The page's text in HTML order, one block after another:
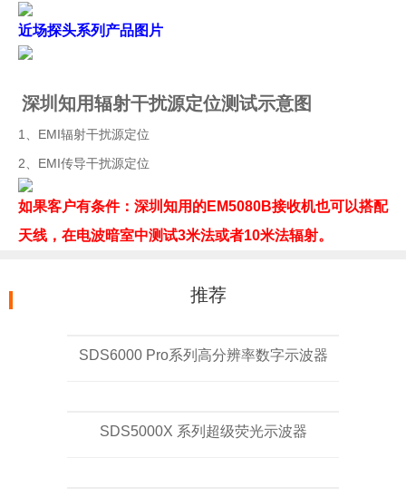
近场探头系列产品图片
深圳知用辐射干扰源定位测试示意图
1、EMI辐射干扰源定位
2、EMI传导干扰源定位
如果客户有条件：深圳知用的EM5080B接收机也可以搭配
天线，在电波暗室中测试3米法或者10米法辐射。
推荐
SDS6000 Pro系列高分辨率数字示波器
SDS5000X 系列超级荧光示波器